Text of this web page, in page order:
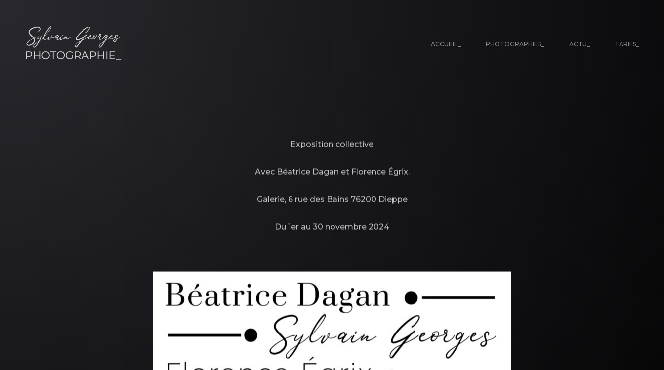
ACCUEIL_ PHOTOGRAPHIES_ ACTU_ TARIFS_
Exposition collective
Avec Béatrice Dagan et Florence Égrix.
Galerie, 6 rue des Bains 76200 Dieppe
Du 1er au 30 novembre 2024